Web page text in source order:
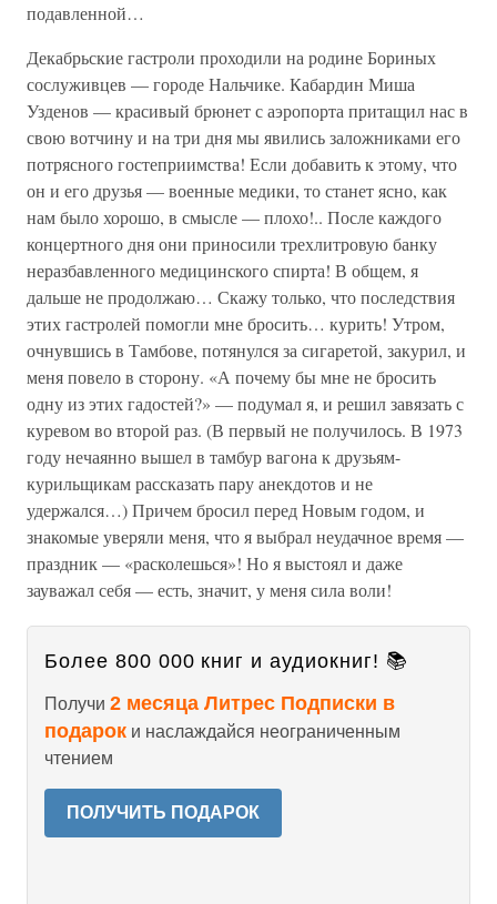
подавленной…
Декабрьские гастроли проходили на родине Бориных
сослуживцев — городе Нальчике. Кабардин Миша
Узденов — красивый брюнет с аэропорта притащил нас в
свою вотчину и на три дня мы явились заложниками его
потрясного гостеприимства! Если добавить к этому, что
он и его друзья — военные медики, то станет ясно, как
нам было хорошо, в смысле — плохо!.. После каждого
концертного дня они приносили трехлитровую банку
неразбавленного медицинского спирта! В общем, я
дальше не продолжаю… Скажу только, что последствия
этих гастролей помогли мне бросить… курить! Утром,
очнувшись в Тамбове, потянулся за сигаретой, закурил, и
меня повело в сторону. «А почему бы мне не бросить
одну из этих гадостей?» — подумал я, и решил завязать с
куревом во второй раз. (В первый не получилось. В 1973
году нечаянно вышел в тамбур вагона к друзьям-
курильщикам рассказать пару анекдотов и не
удержался…) Причем бросил перед Новым годом, и
знакомые уверяли меня, что я выбрал неудачное время —
праздник — «расколешься»! Но я выстоял и даже
зауважал себя — есть, значит, у меня сила воли!
Более 800 000 книг и аудиокниг! 📚
Получи 2 месяца Литрес Подписки в
подарок и наслаждайся неограниченным
чтением
ПОЛУЧИТЬ ПОДАРОК